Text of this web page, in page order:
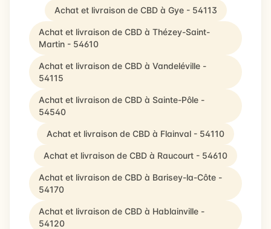
Achat et livraison de CBD à Gye - 54113
Achat et livraison de CBD à Thézey-Saint-
Martin - 54610
Achat et livraison de CBD à Vandeléville -
54115
Achat et livraison de CBD à Sainte-Pôle -
54540
Achat et livraison de CBD à Flainval - 54110
Achat et livraison de CBD à Raucourt - 54610
Achat et livraison de CBD à Barisey-la-Côte -
54170
Achat et livraison de CBD à Hablainville -
54120